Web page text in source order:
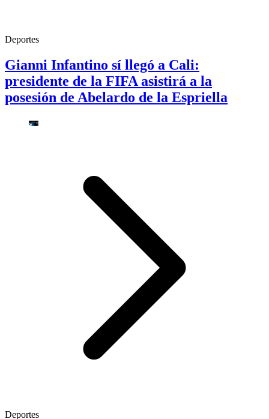
Deportes
Gianni Infantino sí llegó a Cali:
presidente de la FIFA asistirá a la
posesión de Abelardo de la Espriella
Deportes